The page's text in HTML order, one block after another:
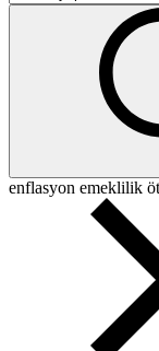
enflasyon emeklilik